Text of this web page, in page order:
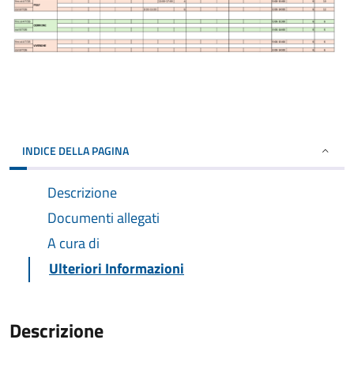
INDICE DELLA PAGINA
Descrizione
Documenti allegati
A cura di
Ulteriori Informazioni
Descrizione